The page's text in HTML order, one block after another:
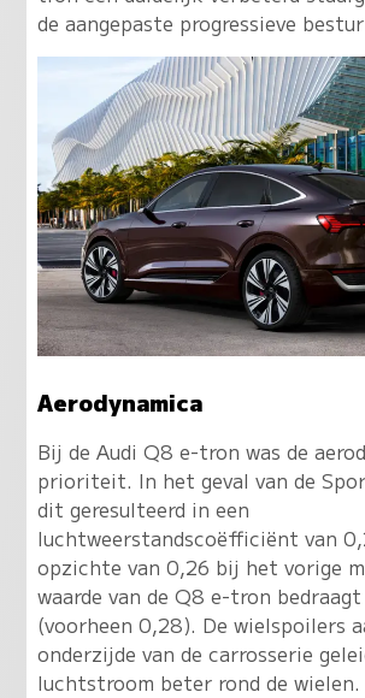
de aangepaste progressieve
Aerodynamica
Bij de Audi Q8 e-tron was de
prioriteit. In het geval van de
dit geresulteerd in een
luchtweerstandscoëfficiënt van
opzichte van 0,26 bij het vorige
waarde van de Q8 e-tron
(voorheen 0,28). De wielspoilers
onderzijde van de carrosserie
luchtstroom beter rond de wielen.